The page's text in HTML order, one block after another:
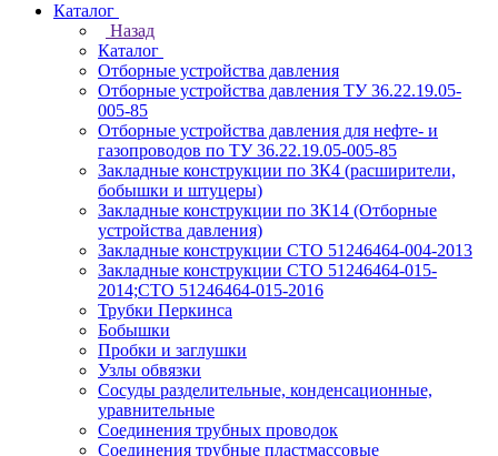
Каталог
Назад
Каталог
Отборные устройства давления
Отборные устройства давления ТУ 36.22.19.05-
005-85
Отборные устройства давления для нефте- и
газопроводов по ТУ 36.22.19.05-005-85
Закладные конструкции по ЗК4 (расширители,
бобышки и штуцеры)
Закладные конструкции по ЗК14 (Отборные
устройства давления)
Закладные конструкции СТО 51246464-004-2013
Закладные конструкции СТО 51246464-015-
2014;СТО 51246464-015-2016
Трубки Перкинса
Бобышки
Пробки и заглушки
Узлы обвязки
Сосуды разделительные, конденсационные,
уравнительные
Соединения трубных проводок
Соединения трубные пластмассовые